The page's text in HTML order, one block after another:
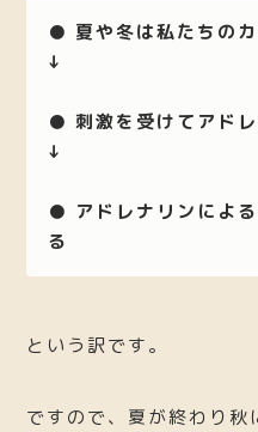
● 夏や冬は私たちの
↓
● 刺激を受けてアド
↓
● アドレナリンによ
る
という訳です。
ですので、夏が終わり秋